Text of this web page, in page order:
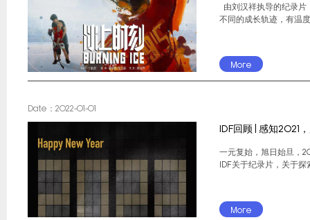
由刘汉祥执导的纪录
不同的成长轨迹，有温
More
Date：2022-01-01
IDF回顾 | 感知2021
一元复始，旭日始旦，
IDF关于纪录片，关于
More